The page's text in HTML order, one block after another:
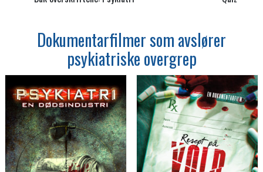
Dokumentarfilmer som avslører
psykiatriske overgrep